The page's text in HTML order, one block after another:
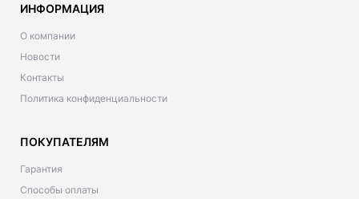
ИНФОРМАЦИЯ
О компании
Новости
Контакты
Политика конфиденциальности
ПОКУПАТЕЛЯМ
Гарантия
Способы оплаты